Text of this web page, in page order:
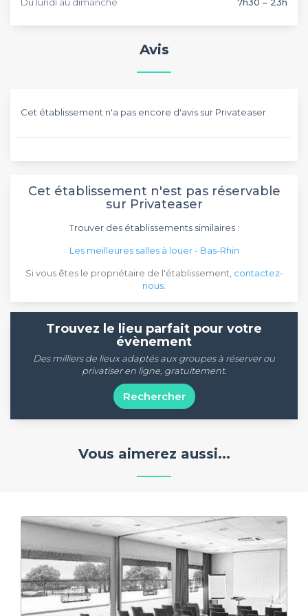
Avis
Cet établissement n'a pas encore d'avis sur Privateaser.
Cet établissement n'est pas réservable
sur Privateaser
Trouver des établissements similaires :
Les meilleures salles à louer - Bas-Rhin
Si vous êtes le propriétaire de l'établissement, contactez-
nous
Trouvez le lieu parfait pour votre
évènement
Des milliers de lieux adaptés aux groupes à réserver ou
privatiser en ligne, gratuitement.
Rechercher
Vous aimerez aussi...